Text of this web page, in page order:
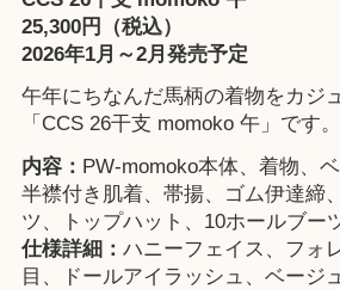
25,300円（税込）
2026年1月～2月発売予定
午年にちなんだ馬柄の着物をカジ
「CCS 26干支 momoko 午」です。
内容： PW-momoko本体、着物、
半襟付き肌着、帯揚、ゴム伊達締
ツ、トップハット、10ホールブー
仕様詳細： ハニーフェイス、フォ
目、ドールアイラッシュ、ベージ